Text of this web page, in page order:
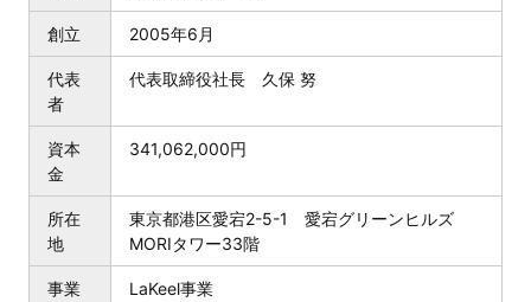
創立 2005年6月
代表
者
代表取締役社長 久保 努
資本
金
341,062,000円
所在
地
東京都港区愛宕2-5-1 愛宕グリーンヒルズ
MORIタワー33階
事業
LaKeel事業